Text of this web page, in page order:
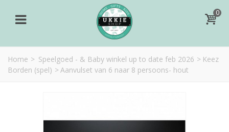
0
Home > Speelgoed - & Baby winkel up to date feb 2026 > Keez
Borden (spel) > Aanvulset van 6 naar 8 persoons- hout